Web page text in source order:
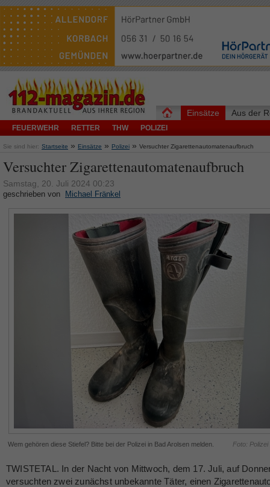
Einsätze
FEUERWEHR RETTER THW POLIZEI
Aus der
Sie sind hier: Startseite » Einsätze » Polizei » Versuchter Zigarettenautomatenaufbruch
Versuchter Zigarettenautomatenaufbruch
Samstag, 20. Juli 2024 00:23
geschrieben von Michael Fränkel
Wem gehören diese Stiefel? Bitte bei der Polizei in Bad Arolsen melden. Foto:
TWISTETAL. In der Nacht von Mittwoch, dem 17. Juli, auf
versuchten zwei zunächst unbekannte Täter, einen